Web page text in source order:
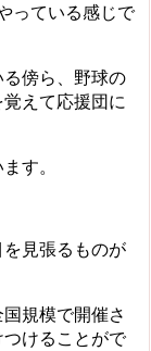
っている感じで
傍ら、野球の
えて応援団に
す。
見張るものが
規模で開催さ
けることがで